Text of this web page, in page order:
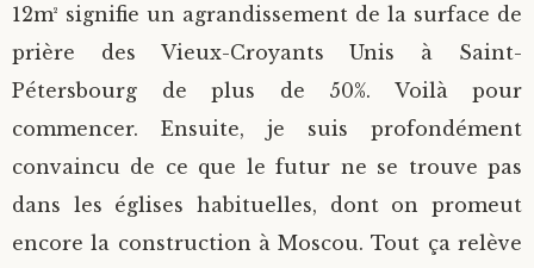
12m² signifie un agrandissement de la surface de
prière des Vieux-Croyants Unis à Saint-
Pétersbourg de plus de 50%. Voilà pour
commencer. Ensuite, je suis profondément
convaincu de ce que le futur ne se trouve pas
dans les églises habituelles, dont on promeut
encore la construction à Moscou. Tout ça relève